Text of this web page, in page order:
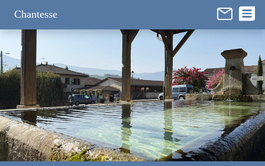
Chantesse